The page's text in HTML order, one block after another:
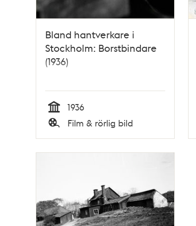
Bland hantverkare i
Stockholm: Borstbindare
(1936)
Tid
1936
Typ
Film & rörlig bild